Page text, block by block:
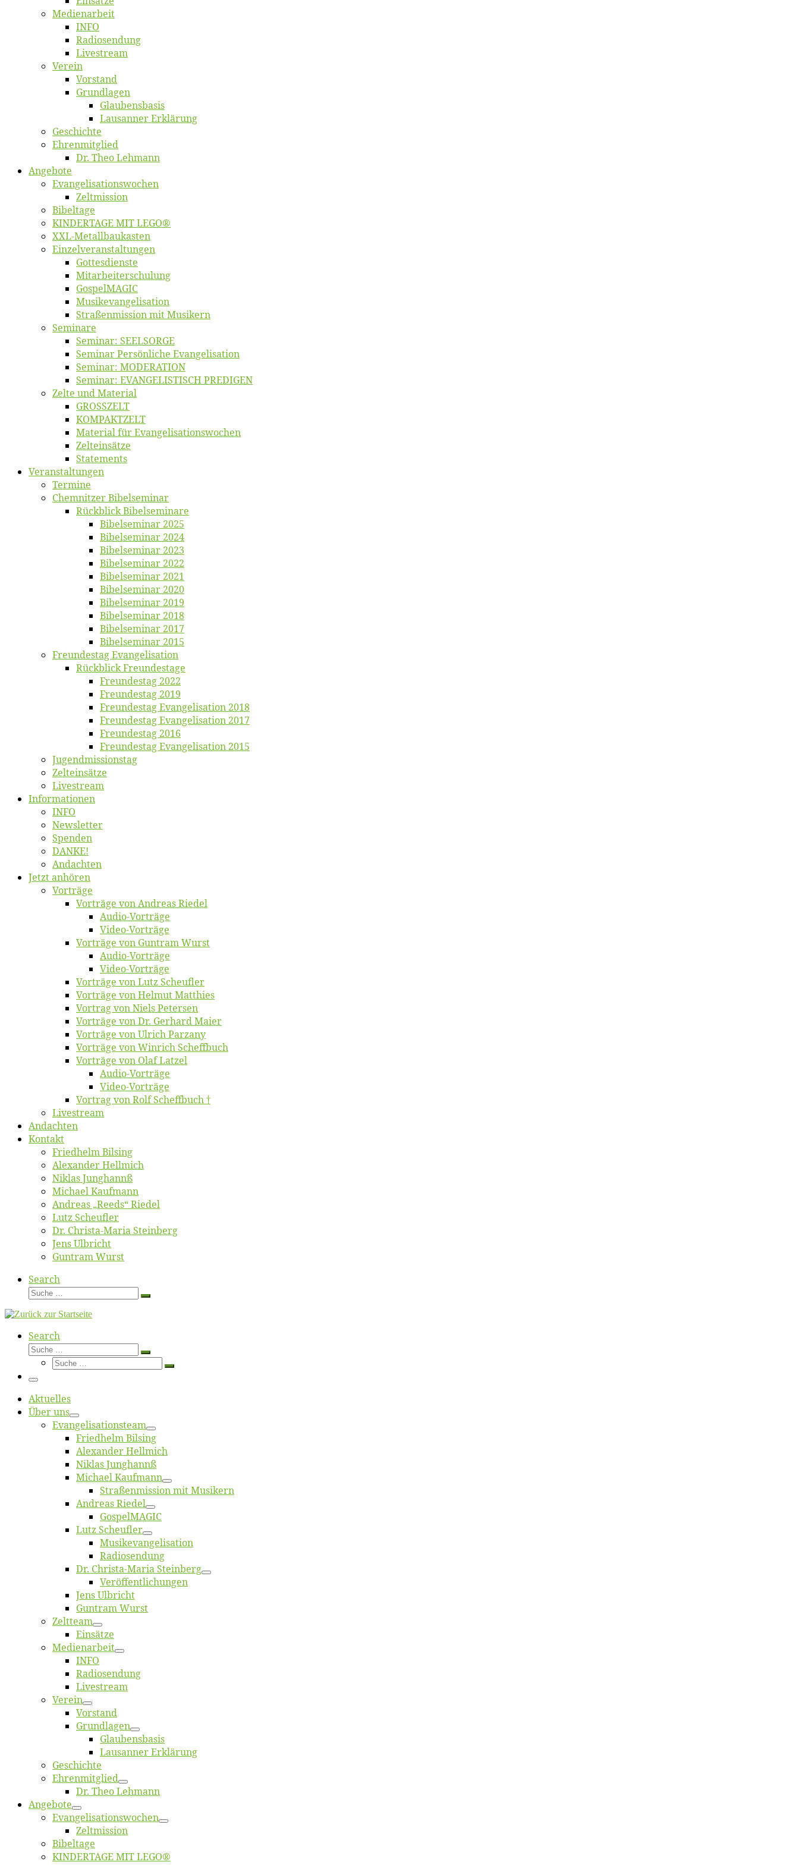
Me­di­en­ar­beit
INFO
Ra­dio­sen­dung
Live­stream
Ver­ein
Vor­stand
Grund­la­gen
Glaubens­ba­sis
Lausan­ner Erklärung
Ge­schich­te
Eh­ren­mit­glied
Dr. Theo Lehmann
An­ge­bo­te
Evangelisa­tions­wo­chen
Zelt­mis­si­on
Bi­bel­ta­ge
KINDERTAGE MIT LEGO®
XXL-Me­­tal­l­­bau­­kas­­ten
Einzelver­an­stal­tungen
Got­tes­diens­te
Mitarbeiter­schulung
Gos­pel­MA­GIC
Musikevan­ge­li­sa­tion
Straßenmis­sion mit Musikern
Se­mi­na­re
Se­mi­nar: SEELSORGE
Se­mi­nar Per­sön­li­che Evangelisation
Se­mi­nar: MODERATION
Se­mi­nar: EVANGELISTISCH PREDIGEN
Zel­te und Material
GROSSZELT
KOMPAKTZELT
Ma­te­ri­al für Evangelisationswochen
Zelt­ein­sät­ze
State­ments
Ver­an­stal­tun­gen
Ter­mi­ne
Chemnit­zer Bibelseminar
Rück­blick Bibelseminare
Bi­bel­se­mi­nar 2025
Bi­bel­se­mi­nar 2024
Bi­bel­se­mi­nar 2023
Bi­bel­se­mi­nar 2022
Bi­bel­se­mi­nar 2021
Bi­bel­se­mi­nar 2020
Bi­bel­se­mi­nar 2019
Bi­bel­se­mi­nar 2018
Bibelsemi­nar 2017
Bibelsemi­nar 2015
Freun­des­tag Evangelisation
Rück­blick Freundestage
Freun­des­tag 2022
Freun­des­tag 2019
Freun­des­tag Evan­ge­li­sa­ti­on 2018
Freun­des­tag Evan­ge­li­sa­ti­on 2017
Freun­des­tag 2016
Freun­des­tag Evan­ge­li­sa­ti­on 2015
Jugend­mis­sions­tag
Zelt­ein­sät­ze
Live­stream
Informatio­nen
INFO
News­let­ter
Spen­den
DANKE!
An­dach­ten
Jetzt an­hö­ren
Vor­trä­ge
Vor­trä­ge von An­dre­as Riedel
Au­dio-Vor­trä­ge
Vi­deo-Vor­trä­ge
Vor­trä­ge von Gun­tram Wurst
Au­dio-Vor­trä­ge
Vi­deo-Vor­trä­ge
Vor­trä­ge von Lutz Scheufler
Vor­trä­ge von Hel­mut Matthies
Vor­trag von Niels Petersen
Vor­trä­ge von Dr. Ger­hard Maier
Vor­trä­ge von Ul­rich Parzany
Vor­trä­ge von Win­rich Scheffbuch
Vor­trä­ge von Olaf Latzel
Au­dio-Vor­trä­ge
Vi­deo-Vor­trä­ge
Vor­trag von Rolf Scheffbuch †
Live­stream
An­dach­ten
Kon­takt
Fried­helm Bilsing
Alex­an­der Hellmich
Ni­klas Junghannß
Mi­cha­el Kaufmann
An­dre­as „Reeds“ Riedel
Lutz Scheuf­ler
Dr. Chris­­ta-Ma­ria Steinberg
Jens Ulb­richt
Gun­tram Wurst
Search
Suche
Suche
Search
Suche
Suche
Suche
Suche
Menü
Ak­tu­el­les
Über uns
Evangelisa­tions­team
Fried­helm Bilsing
Alex­an­der Hellmich
Ni­klas Junghannß
Mi­cha­el Kaufmann
Straßenmis­sion mit Musikern
An­dre­as Riedel
Gos­pel­MA­GIC
Lutz Scheuf­ler
Musikevan­ge­li­sa­tion
Ra­dio­sen­dung
Dr. Chris­­ta-Ma­ria Steinberg
Ver­öf­fent­li­chun­gen
Jens Ulb­richt
Gun­tram Wurst
Zelt­team
Ein­sät­ze
Me­di­en­ar­beit
INFO
Ra­dio­sen­dung
Live­stream
Ver­ein
Vor­stand
Grund­la­gen
Glaubens­ba­sis
Lausan­ner Erklärung
Ge­schich­te
Eh­ren­mit­glied
Dr. Theo Lehmann
An­ge­bo­te
Evangelisa­tions­wo­chen
Zelt­mis­si­on
Bi­bel­ta­ge
KINDERTAGE MIT LEGO®